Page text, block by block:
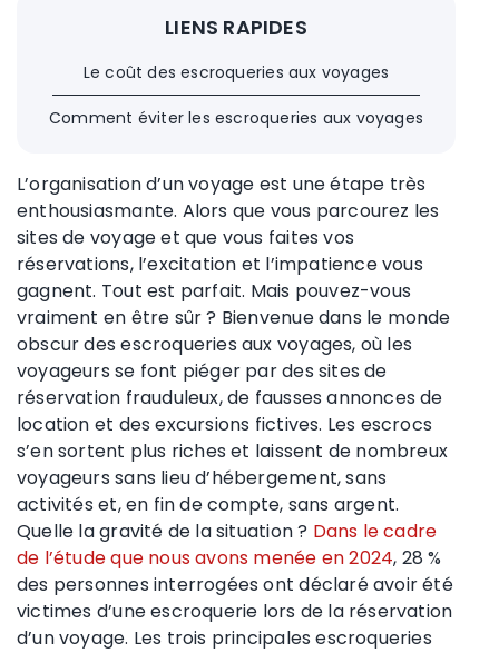
LIENS RAPIDES
Le coût des escroqueries aux voyages
Comment éviter les escroqueries aux voyages
L’organisation d’un voyage est une étape très
enthousiasmante. Alors que vous parcourez les
sites de voyage et que vous faites vos
réservations, l’excitation et l’impatience vous
gagnent. Tout est parfait. Mais pouvez-vous
vraiment en être sûr ? Bienvenue dans le monde
obscur des escroqueries aux voyages, où les
voyageurs se font piéger par des sites de
réservation frauduleux, de fausses annonces de
location et des excursions fictives. Les escrocs
s’en sortent plus riches et laissent de nombreux
voyageurs sans lieu d’hébergement, sans
activités et, en fin de compte, sans argent.
Quelle la gravité de la situation ? Dans le cadre
de l’étude que nous avons menée en 2024, 28 %
des personnes interrogées ont déclaré avoir été
victimes d’une escroquerie lors de la réservation
d’un voyage. Les trois principales escroqueries